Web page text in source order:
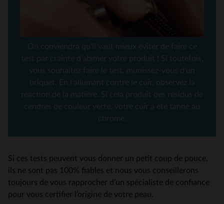
On conviendra qu’il vaut mieux éviter de faire ce
test par crainte d'abîmer votre produit ! Si toutefois,
vous souhaitez faire le test, munissez-vous d’un
briquet. En l’allumant contre le cuir, observez la
réaction de la matière. Si cela produit des résidus de
cendres de couleur verte, votre cuir a été tanné au
chrome.
Si ces tests peuvent vous donner un petit coup de pouce,
ils ne sont pas 100% fiables et nous vous conseillerons
toujours de vous rapprocher d’un spécialiste de confiance
pour vous certifier l’origine de votre peau.